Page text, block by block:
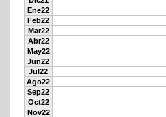
Ene22
Feb22
Mar22
Abr22
May22
Jun22
Jul22
Ago22
Sep22
Oct22
Nov22